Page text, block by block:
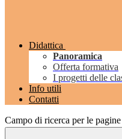
Didattica
Panoramica
Offerta formativa
I progetti delle
Info utili
Contatti
Campo di ricerca per le